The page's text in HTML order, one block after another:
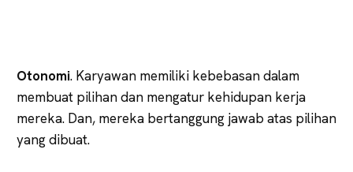
Otonomi. Karyawan memiliki kebebasan dalam
membuat pilihan dan mengatur kehidupan kerja
mereka. Dan, mereka bertanggung jawab atas pilihan
yang dibuat.